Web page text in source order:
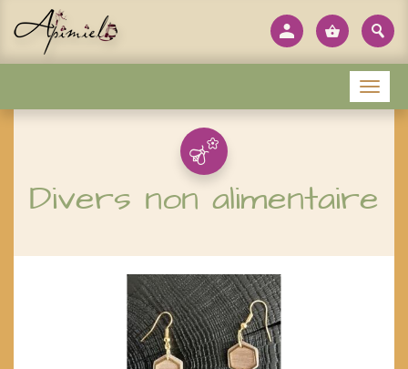
Divers non alimentaire
Menu
Panneau de gestion des cookies